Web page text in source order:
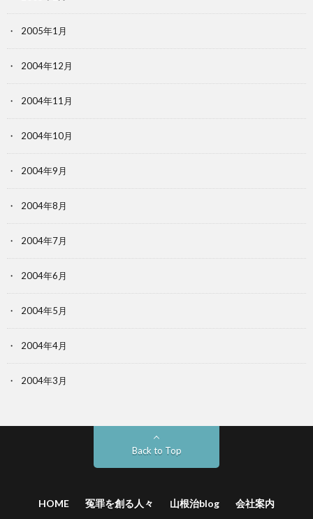
2005年1月
2004年12月
2004年11月
2004年10月
2004年9月
2004年8月
2004年7月
2004年6月
2004年5月
2004年4月
2004年3月
Back to Top
HOME 冤罪を創る人々 山根治blog 会社案内